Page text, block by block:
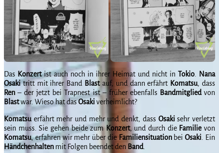
Das Konzertist auch noch in ihrer Heimat und nicht in Tokio
Nana
Osakitritt mit ihrer Band Blastauf, und dann erfährt Komatsu, dass
Ren – der jetzt bei Trapnest ist – früher ebenfalls Bandmitgliedvon
Blastwar. Wieso hat dasOsakiverheimlicht?
Komatsuerfährt mehr und mehr und denkt, dass Osakisehr verletzt
sein muss. Sie gehen beide zum Konzert, und durch die Familievon
Komatsu, erfahren wir mehr über die FamiliensituationbeiOsaki . Ein
Händchenhalten mit Folgen beendet den Band.